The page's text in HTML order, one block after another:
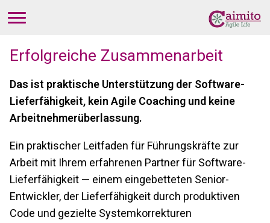
Erfolgreiche Zusammenarbeit
Das ist praktische Unterstützung der Software-
Lieferfähigkeit, kein Agile Coaching und keine
Arbeitnehmerüberlassung.
Ein praktischer Leitfaden für Führungskräfte zur
Arbeit mit Ihrem erfahrenen Partner für Software-
Lieferfähigkeit — einem eingebetteten Senior-
Entwickler, der Lieferfähigkeit durch produktiven
Code und gezielte Systemkorrekturen